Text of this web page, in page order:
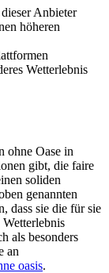
Anbieter
höheren
Wetterlebnis
ohne Oase in
gibt, die faire
soliden
genannten
dass sie die für sie
Wetterlebnis
als besonders
an
oasis.